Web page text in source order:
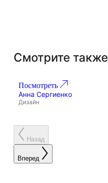
Смотрите также
Проект 268
Посмотреть
Анна Сергиенко
Дизайн
Назад
Вперед